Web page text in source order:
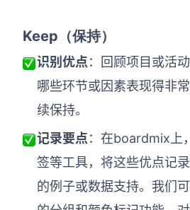
Keep （保持）
识别优点：回顾项目或活
哪些环节或因素表现得非
续保持。
记录要点：在boardmix上
签等工具，将这些优点记
的例子或数据支持。我们